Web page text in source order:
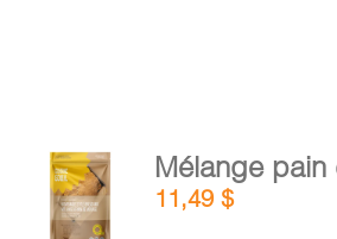
AJOUTER
AU
PANIER
Mélange
11,49$